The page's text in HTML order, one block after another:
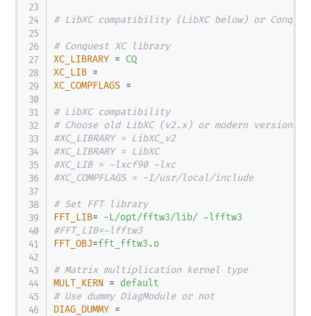
# LibXC compatibility (LibXC below) or
# Conquest XC library
XC_LIBRARY = CQ
XC_LIB =
XC_COMPFLAGS =
# LibXC compatibility
# Choose old LibXC (v2.x) or modern versions
#XC_LIBRARY = LibXC_v2
#XC_LIBRARY = LibXC
#XC_LIB = -lxcf90 -lxc
#XC_COMPFLAGS = -I/usr/local/include
# Set FFT library
FFT_LIB= -L/opt/fftw3/lib/ -lfftw3
#FFT_LIB=-lfftw3
FFT_OBJ=fft_fftw3.o
# Matrix multiplication kernel type
MULT_KERN = default
# Use dummy DiagModule or not
DIAG_DUMMY =